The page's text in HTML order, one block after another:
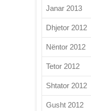
Janar 2013
Dhjetor 2012
Nëntor 2012
Tetor 2012
Shtator 2012
Gusht 2012